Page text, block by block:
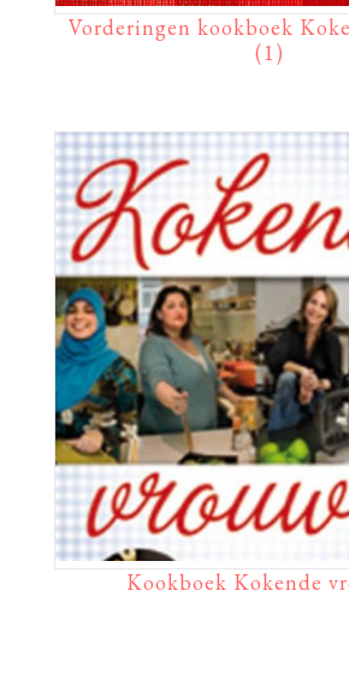
Vorderingen kookboek
(1)
Kookboek Kokende